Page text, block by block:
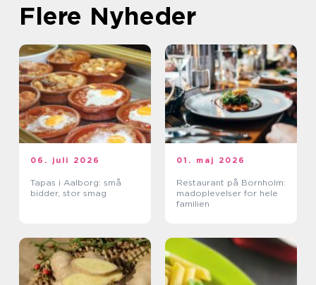
Flere Nyheder
06. juli 2026
Tapas i Aalborg: små
bidder, stor smag
01. maj 2026
Restaurant på Bornholm:
madoplevelser for hele
familien